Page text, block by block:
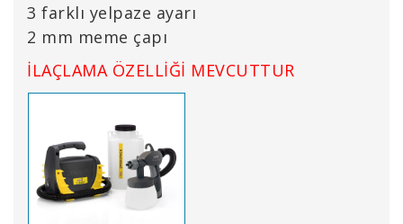
3 farklı yelpaze ayarı
2 mm meme çapı
İLAÇLAMA ÖZELLİĞİ MEVCUTTUR